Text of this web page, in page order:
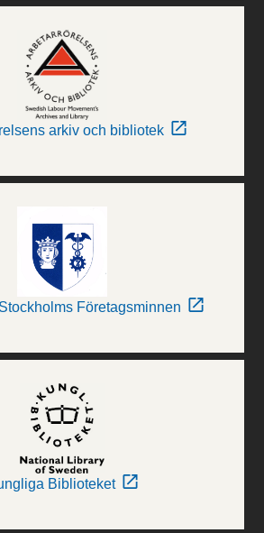
arkiv och bibliotek
Företagsminnen
Biblioteket